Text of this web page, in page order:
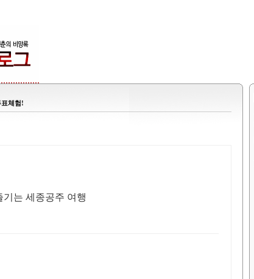
체험!
는 세종공주 여행